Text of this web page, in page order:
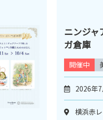
ニンジャ
ガ倉庫
開催中
2026年
横浜赤